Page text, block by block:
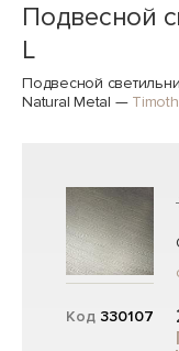
Подвесной
L
Подвесной
Natural Metal —
Код 330107